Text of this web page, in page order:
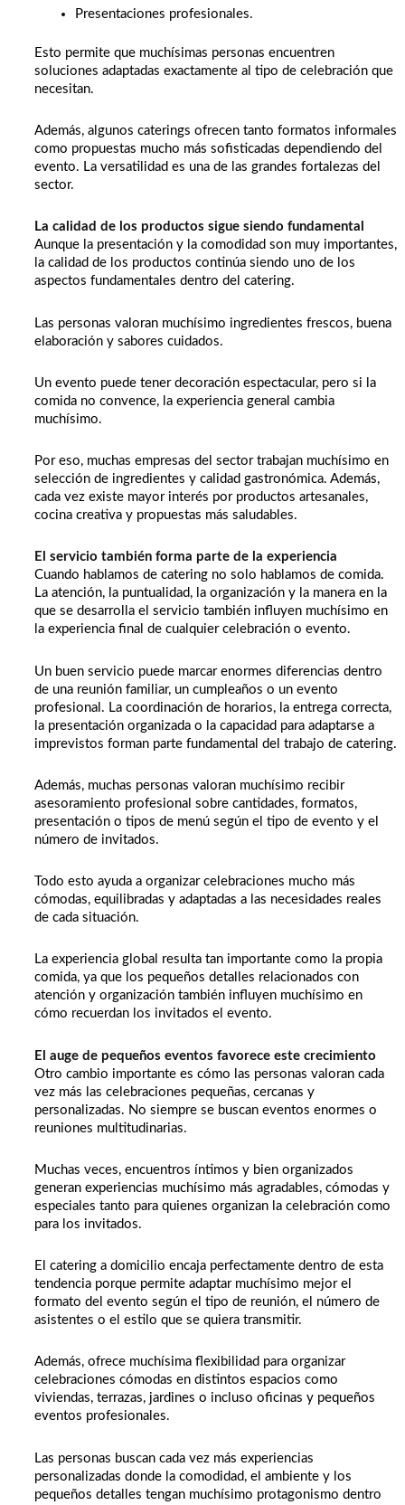
Presentaciones profesionales.
Esto permite que muchísimas personas encuentren
soluciones adaptadas exactamente al tipo de celebración que
necesitan.
Además, algunos caterings ofrecen tanto formatos informales
como propuestas mucho más sofisticadas dependiendo del
evento. La versatilidad es una de las grandes fortalezas del
sector.
La calidad de los productos sigue siendo fundamental
Aunque la presentación y la comodidad son muy importantes,
la calidad de los productos continúa siendo uno de los
aspectos fundamentales dentro del catering.
Las personas valoran muchísimo ingredientes frescos, buena
elaboración y sabores cuidados.
Un evento puede tener decoración espectacular, pero si la
comida no convence, la experiencia general cambia
muchísimo.
Por eso, muchas empresas del sector trabajan muchísimo en
selección de ingredientes y calidad gastronómica. Además,
cada vez existe mayor interés por productos artesanales,
cocina creativa y propuestas más saludables.
El servicio también forma parte de la experiencia
Cuando hablamos de catering no solo hablamos de comida.
La atención, la puntualidad, la organización y la manera en la
que se desarrolla el servicio también influyen muchísimo en
la experiencia final de cualquier celebración o evento.
Un buen servicio puede marcar enormes diferencias dentro
de una reunión familiar, un cumpleaños o un evento
profesional. La coordinación de horarios, la entrega correcta,
la presentación organizada o la capacidad para adaptarse a
imprevistos forman parte fundamental del trabajo de catering.
Además, muchas personas valoran muchísimo recibir
asesoramiento profesional sobre cantidades, formatos,
presentación o tipos de menú según el tipo de evento y el
número de invitados.
Todo esto ayuda a organizar celebraciones mucho más
cómodas, equilibradas y adaptadas a las necesidades reales
de cada situación.
La experiencia global resulta tan importante como la propia
comida, ya que los pequeños detalles relacionados con
atención y organización también influyen muchísimo en
cómo recuerdan los invitados el evento.
El auge de pequeños eventos favorece este crecimiento
Otro cambio importante es cómo las personas valoran cada
vez más las celebraciones pequeñas, cercanas y
personalizadas. No siempre se buscan eventos enormes o
reuniones multitudinarias.
Muchas veces, encuentros íntimos y bien organizados
generan experiencias muchísimo más agradables, cómodas y
especiales tanto para quienes organizan la celebración como
para los invitados.
El catering a domicilio encaja perfectamente dentro de esta
tendencia porque permite adaptar muchísimo mejor el
formato del evento según el tipo de reunión, el número de
asistentes o el estilo que se quiera transmitir.
Además, ofrece muchísima flexibilidad para organizar
celebraciones cómodas en distintos espacios como
viviendas, terrazas, jardines o incluso oficinas y pequeños
eventos profesionales.
Las personas buscan cada vez más experiencias
personalizadas donde la comodidad, el ambiente y los
pequeños detalles tengan muchísimo protagonismo dentro